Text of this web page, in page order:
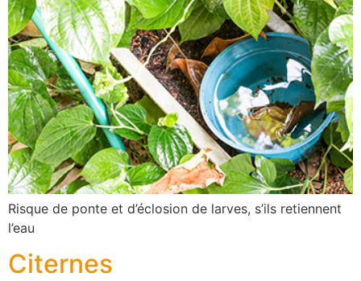
Risque de ponte et d’éclosion de larves, s’ils retiennent
l’eau
Citernes